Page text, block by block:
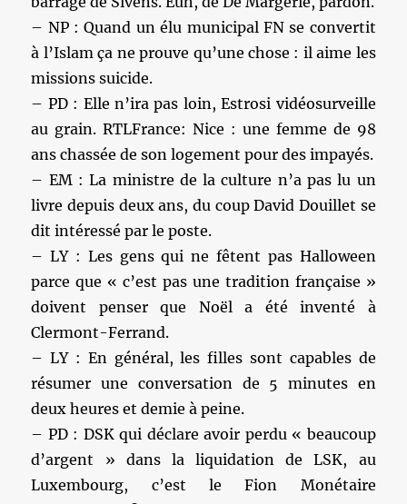
– NP : Quand un élu municipal FN se convertit
à l’Islam ça ne prouve qu’une chose : il aime les
missions suicide.
– PD : Elle n’ira pas loin, Estrosi vidéosurveille
au grain. RTLFrance: Nice : une femme de 98
ans chassée de son logement pour des impayés.
– EM : La ministre de la culture n’a pas lu un
livre depuis deux ans, du coup David Douillet se
dit intéressé par le poste.
– LY : Les gens qui ne fêtent pas Halloween
parce que « c’est pas une tradition française »
doivent penser que Noël a été inventé à
Clermont-Ferrand.
– LY : En général, les filles sont capables de
résumer une conversation de 5 minutes en
deux heures et demie à peine.
– PD : DSK qui déclare avoir perdu « beaucoup
d’argent » dans la liquidation de LSK, au
Luxembourg, c’est le Fion Monétaire